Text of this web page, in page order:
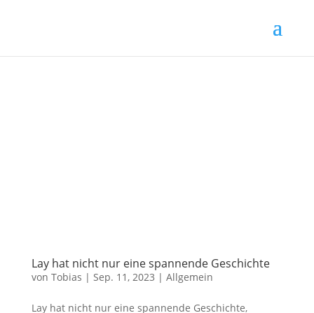
Lay hat nicht nur eine spannende Geschichte
von Tobias | Sep. 11, 2023 | Allgemein
Lay hat nicht nur eine spannende Geschichte,